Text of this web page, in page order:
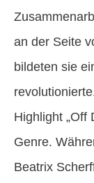
an der Seite
bildeten sie
Highlight „Off
Genre.
Beatrix